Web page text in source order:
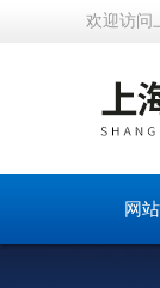
欢迎访问
网